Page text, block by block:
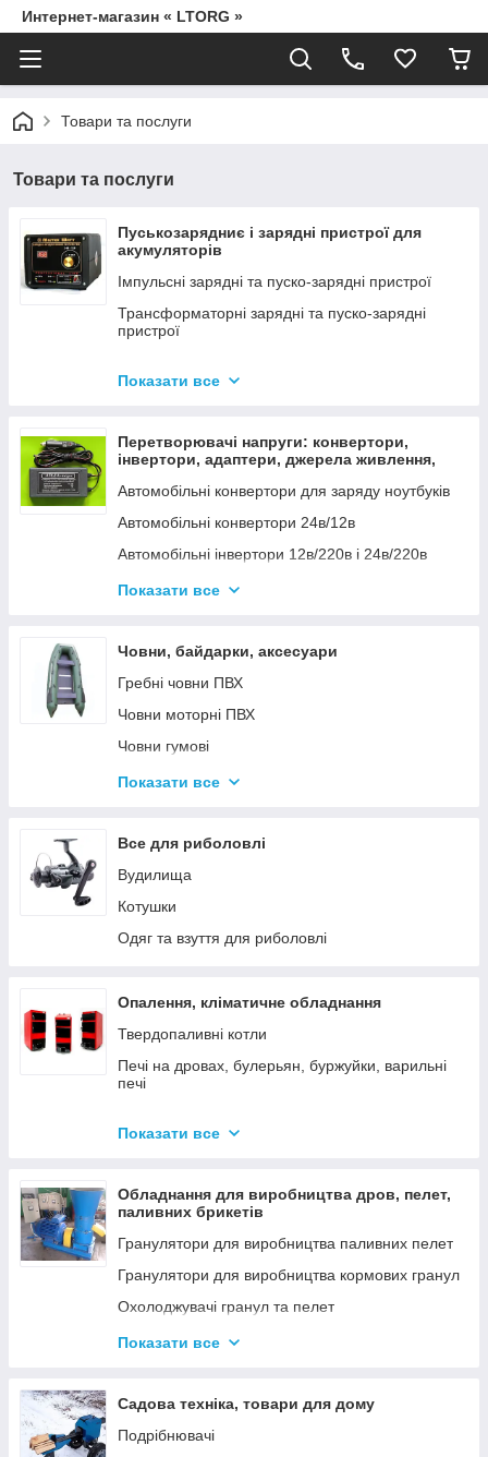
Интернет-магазин « LTORG »
Товари та послуги
Товари та послуги
Пуськозарядниє і зарядні пристрої для
акумуляторів
Імпульсні зарядні та пуско-зарядні пристрої
Трансформаторні зарядні та пуско-зарядні
пристрої
Показати все
Перетворювачі напруги: конвертори,
інвертори, адаптери, джерела живлення,
Автомобільні конвертори для заряду ноутбуків
Автомобільні конвертори 24в/12в
Автомобільні інвертори 12в/220в і 24в/220в
Вольтметры
Показати все
Човни, байдарки, аксесуари
Гребні човни ПВХ
Човни моторні ПВХ
Човни гумові
Надувні байдарки
Тюбінг
Страхувальні жилети
Човники ΩMega
Лодки Grif boat
Показати все
Все для риболовлі
Вудилища
Котушки
Одяг та взуття для риболовлі
Опалення, кліматичне обладнання
Твердопаливні котли
Печі на дровах, булерьян, буржуйки, варильні
печі
Котли електричні
Газові котли
Аксесуари для твердопаливних котлів
Показати все
Обладнання для виробництва дров, пелет,
паливних брикетів
Гранулятори для виробництва паливних пелет
Гранулятори для виробництва кормових гранул
Охолоджувачі гранул та пелет
Подрібнювачі
Дровоколи
Показати все
Садова техніка, товари для дому
Подрібнювачі